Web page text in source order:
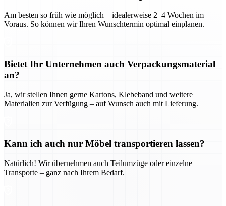
Am besten so früh wie möglich – idealerweise 2–4 Wochen im
Voraus. So können wir Ihren Wunschtermin optimal einplanen.
Bietet Ihr Unternehmen auch Verpackungsmaterial
an?
Ja, wir stellen Ihnen gerne Kartons, Klebeband und weitere
Materialien zur Verfügung – auf Wunsch auch mit Lieferung.
Kann ich auch nur Möbel transportieren lassen?
Natürlich! Wir übernehmen auch Teilumzüge oder einzelne
Transporte – ganz nach Ihrem Bedarf.